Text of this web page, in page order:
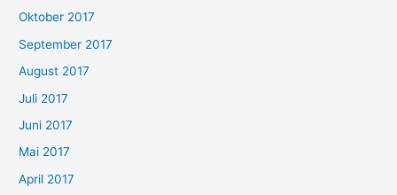
Oktober 2017
September 2017
August 2017
Juli 2017
Juni 2017
Mai 2017
April 2017